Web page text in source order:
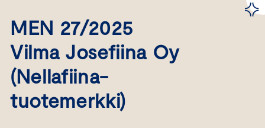
MEN 27/2025
Vilma Josefiina Oy
(Nellafiina-
tuotemerkki)